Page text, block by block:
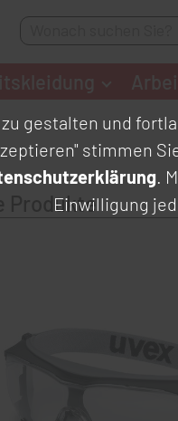
Produkte
gestalten und
stimmen
.
Einwilligung